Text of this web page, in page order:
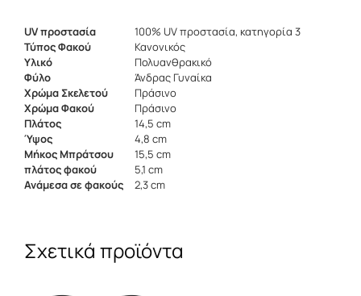
UV προστασία
100% UV προστασία, κατηγορία 3
Τύπος Φακού
Κανονικός
Υλικό
Πολυανθρακικό
Φύλο
Άνδρας Γυναίκα
Χρώμα Σκελετού
Πράσινο
Χρώμα Φακού
Πράσινο
Πλάτος
14,5 cm
Ύψος
4,8 cm
Μήκος Μπράτσου
15,5 cm
πλάτος φακού
5,1 cm
Ανάμεσα σε φακούς
2,3 cm
Σχετικά προϊόντα